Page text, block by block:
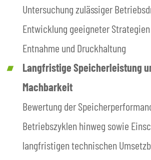
Untersuchung zulässiger
Entwicklung geeigneter
Entnahme und Druckhaltung
Langfristige Speicherleistung
Machbarkeit
Bewertung der
Betriebszyklen hinweg sowie
langfristigen technischen